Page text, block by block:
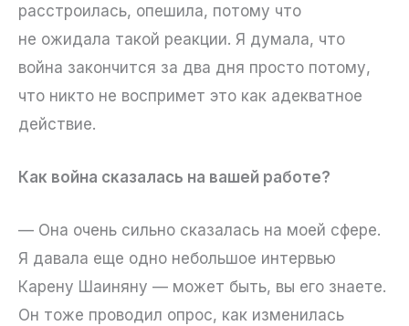
расстроилась, опешила, потому что
не ожидала такой реакции. Я думала, что
война закончится за два дня просто потому,
что никто не воспримет это как адекватное
действие.
Как война сказалась на вашей работе?
— Она очень сильно сказалась на моей сфере.
Я давала еще одно небольшое интервью
Карену Шаиняну — может быть, вы его знаете.
Он тоже проводил опрос, как изменилась